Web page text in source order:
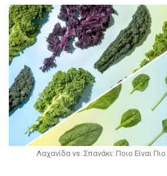
Λαχανίδα vs. Σπανάκι: Ποιο Είναι Πιο